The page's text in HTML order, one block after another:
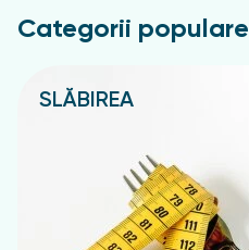
Categorii populare
SLĂBIREA